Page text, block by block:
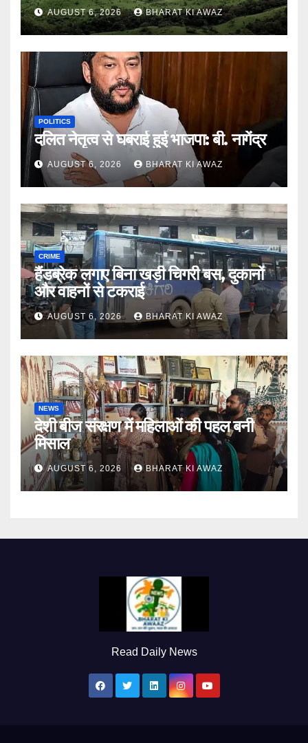
AUGUST 6, 2026 BHARAT KI AWAZ
POLITICS
दलित नेतृत्व से घबराई हुई भाजपा: बी. नागेंद्र
AUGUST 6, 2026 BHARAT KI AWAZ
CRIME
हैंडब्रेक लगाए बिना खड़ी चिगरी बस, दुकानों
और वाहनों से टकराई
AUGUST 6, 2026 BHARAT KI AWAZ
NEWS
देशी बीज संरक्षण में महिलाओं की पहल बनी
मिसाल
AUGUST 6, 2026 BHARAT KI AWAZ
Read Daily News